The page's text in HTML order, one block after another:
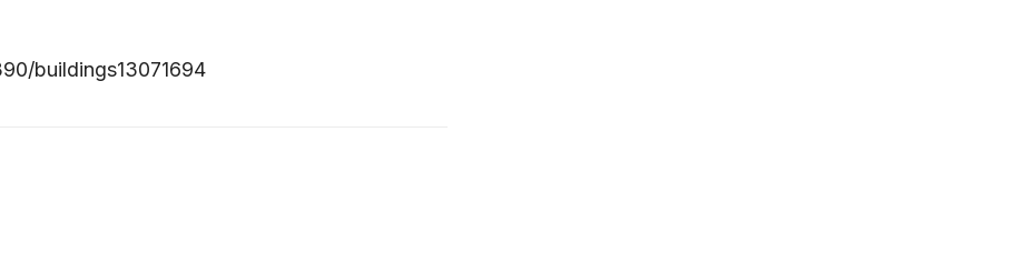
buildings13071694